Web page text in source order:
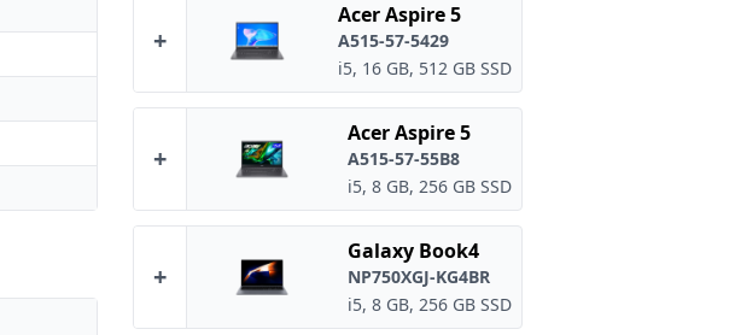
+
Acer Aspire 5
A515-57-5429
i5, 16 GB, 512 GB SSD
+
Acer Aspire 5
A515-57-55B8
i5, 8 GB, 256 GB SSD
+
Galaxy Book4
NP750XGJ-KG4BR
i5, 8 GB, 256 GB SSD